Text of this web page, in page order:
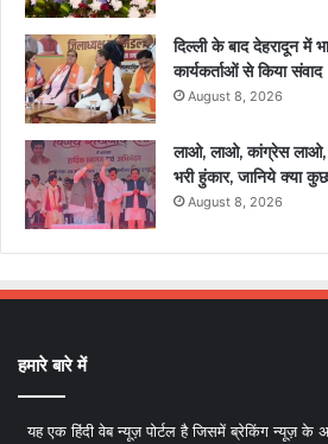
दिल्ली के बाद देहरादून में
कार्यकर्ताओं से किया संवाद
August 8, 2026
लाओ, लाओ, कांग्रेस लाओ,
भरी हुंकार, जानिये क्या
August 8, 2026
हमारे बारे में
यह एक हिंदी वेब न्यूज़ पोर्टल है जिसमें ब्रेकिंग न्यूज़ के